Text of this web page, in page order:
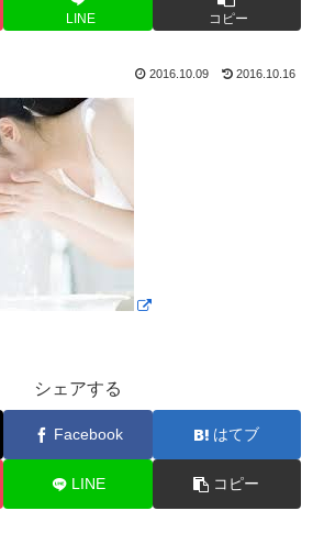
LINE コピー
2016.10.09 2016.10.16
シェアする
Facebook はてブ
LINE コピー